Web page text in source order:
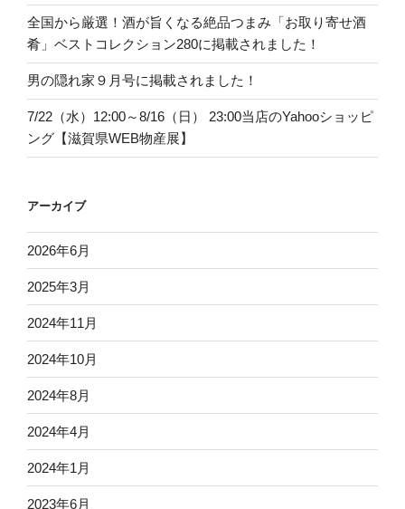
全国から厳選！酒が旨くなる絶品つまみ「お取り寄せ酒
肴」ベストコレクション280に掲載されました！
男の隠れ家９月号に掲載されました！
7/22（水）12:00～8/16（日） 23:00当店のYahooショッピ
ング【滋賀県WEB物産展】
アーカイブ
2026年6月
2025年3月
2024年11月
2024年10月
2024年8月
2024年4月
2024年1月
2023年6月